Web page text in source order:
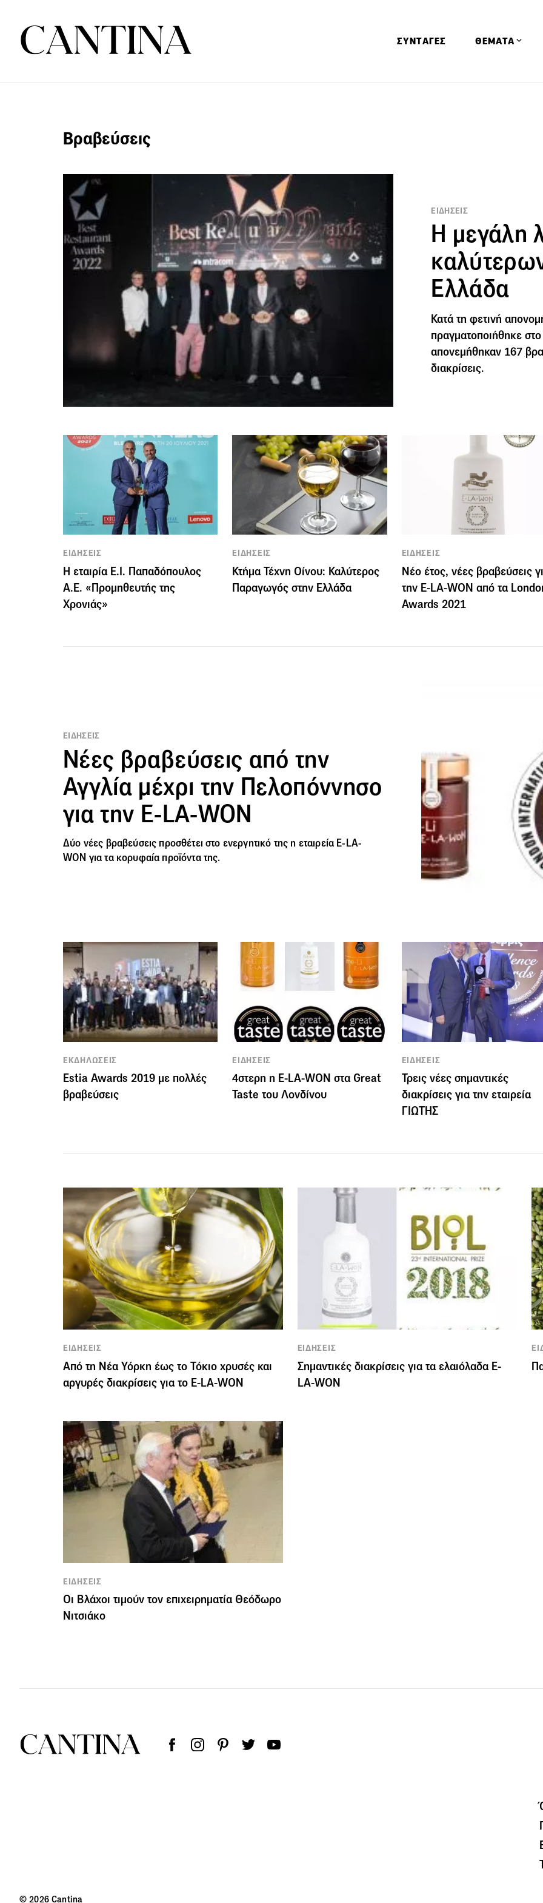
ΣΥΝΤΑΓΕΣ ΘΕΜΑΤΑ
Υγεία &
Βραβεύσεις
ΕΙΔΗΣΕΙΣ
Η μεγάλη
Ελλάδα
Κατά τη φετινή
πραγματοποιήθηκε
απονεμήθηκαν 167
διακρίσεις.
ΕΙΔΗΣΕΙΣ
Η εταιρία Ε.Ι. Παπαδόπουλος
Α.Ε. «Προμηθευτής της
Χρονιάς»
ΕΙΔΗΣΕΙΣ
Κτήμα Τέχνη Οίνου: Καλύτερος
Παραγωγός στην Ελλάδα
ΕΙΔΗΣΕΙΣ
Νέο έτος, νέες βραβεύσεις
την E-LA-WON από τα
Awards 2021
ΕΙΔΗΣΕΙΣ
Νέες βραβεύσεις από την
Αγγλία μέχρι την Πελοπόννησο
για την E-LA-WON
Δύο νέες βραβεύσεις προσθέτει στο ενεργητικό της η εταιρεία E-LA-
WON για τα κορυφαία προϊόντα της.
ΕΚΔΗΛΩΣΕΙΣ
Estia Awards 2019 με πολλές
βραβεύσεις
ΕΙΔΗΣΕΙΣ
4στερη η E-LA-WON στα Great
Taste του Λονδίνου
ΕΙΔΗΣΕΙΣ
Τρεις νέες σημαντικές
διακρίσεις για την εταιρεία
ΓΙΩΤΗΣ
ΕΙΔΗΣΕΙΣ
Από τη Νέα Υόρκη έως το Τόκιο χρυσές και
αργυρές διακρίσεις για το E-LA-WON
ΕΙΔΗΣΕΙΣ
Σημαντικές διακρίσεις για τα ελαιόλαδα E-
LA-WON
ΕΙΔΗΣΕΙΣ
Οι Βλάχοι τιμούν τον επιχειρηματία Θεόδωρο
Νιτσιάκο
© 2026 Cantina